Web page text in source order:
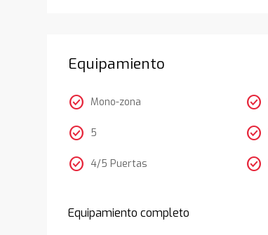
Equipamiento
check_circle Mono-zona
check_circle 5
check_circle 4/5 Puertas
check_circle
check_circle
check_circle
Equipamiento completo